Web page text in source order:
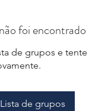
foi encontrado
de grupos e tente
de grupos